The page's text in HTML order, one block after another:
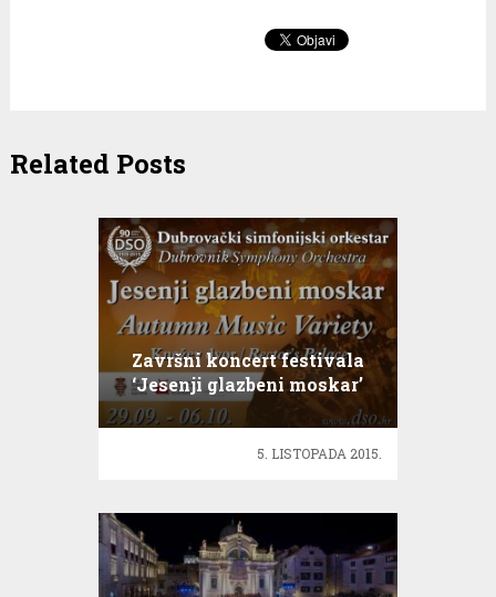
Related Posts
Završni koncert festivala
‘Jesenji glazbeni moskar’
5. LISTOPADA 2015.